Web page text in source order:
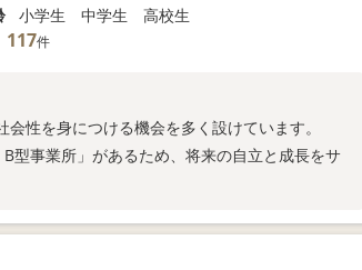
小学生 中学生 高校生
117件
性を身につける機会を多く設けています。
型事業所」があるため、将来の自立と成長をサ